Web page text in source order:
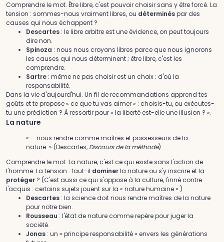
Comprendre le mot. Être libre, c'est pouvoir choisir sans y être forcé. La
tension : sommes-nous vraiment libres, ou déterminéspar des
causes qui nous échappent ?
Descartes : le libre arbitre est une évidence, on peut toujours
dire non.
Spinoza : nous nous croyons libres parce que nous ignorons
les causes qui nous déterminent ; être libre, c'est les
comprendre.
Sartre : même ne pas choisir est un choix ; d'où la
responsabilité.
Dans la vie d'aujourd'hui. Un fil de recommandations apprend tes
goûts et te propose « ce que tu vas aimer » : choisis-tu, ou exécutes-
tu une prédiction ? À ressortir pour « la liberté est-elle une illusion ? ».
La nature
« ... nous rendre comme maîtres et possesseurs de la
nature. » (Descartes, Discours de la méthode)
Comprendre le mot. La nature, c'est ce qui existe sans l'action de
l'homme. La tension : faut-il dominerla nature ou s'y inscrire et la
protéger ? (C'est aussi ce qui s'oppose à la culture, l'inné contre
l'acquis : certains sujets jouent sur la « nature humaine ».)
Descartes : la science doit nous rendre maîtres de la nature
pour notre bien.
Rousseau : l'état de nature comme repère pour juger la
société.
Jonas : un « principe responsabilité » envers les générations